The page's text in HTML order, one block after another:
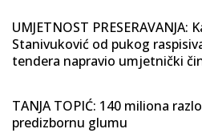
UMJETNOST PRESERAVANJA:
Stanivuković od pukog
tendera napravio umjetnički
TANJA TOPIĆ: 140 miliona
predizbornu glumu